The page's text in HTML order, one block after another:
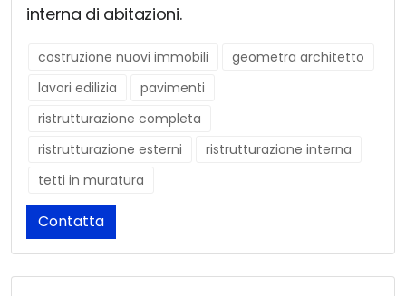
interna di abitazioni.
costruzione nuovi immobili
geometra architetto
lavori edilizia
pavimenti
ristrutturazione completa
ristrutturazione esterni
ristrutturazione interna
tetti in muratura
Contatta